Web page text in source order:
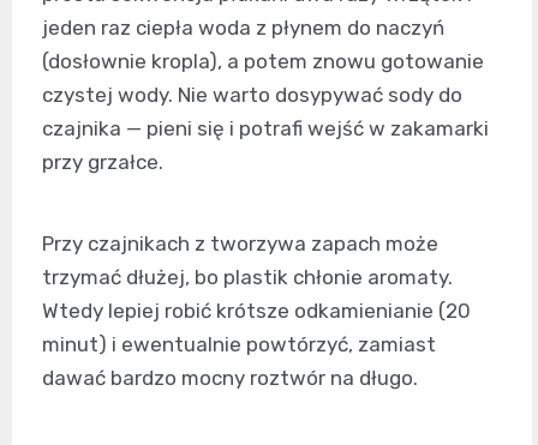
jeden raz ciepła woda z płynem do naczyń
(dosłownie kropla), a potem znowu gotowanie
czystej wody. Nie warto dosypywać sody do
czajnika — pieni się i potrafi wejść w zakamarki
przy grzałce.
Przy czajnikach z tworzywa zapach może
trzymać dłużej, bo plastik chłonie aromaty.
Wtedy lepiej robić krótsze odkamienianie (20
minut) i ewentualnie powtórzyć, zamiast
dawać bardzo mocny roztwór na długo.